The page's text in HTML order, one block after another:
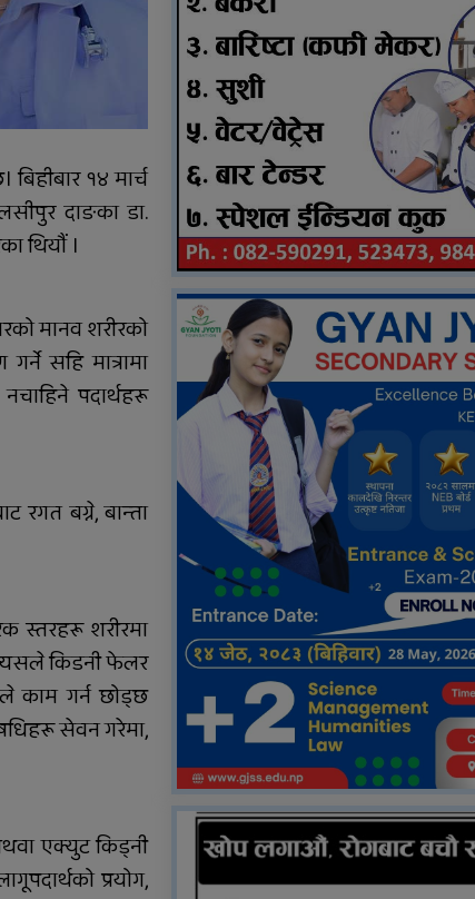
१४ मार्च
दाङका डा.
थियौं ।
मानव शरीरको
सहि मात्रामा
पदार्थहरू
रगत बग्ने, बान्ता
स्तरहरू शरीरमा
किडनी फेलर
काम गर्न छोड्छ
सेवन गरेमा,
एक्युट किड्नी
प्रयोग,